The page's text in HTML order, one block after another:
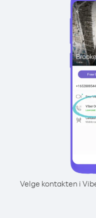
Velge kontakten i